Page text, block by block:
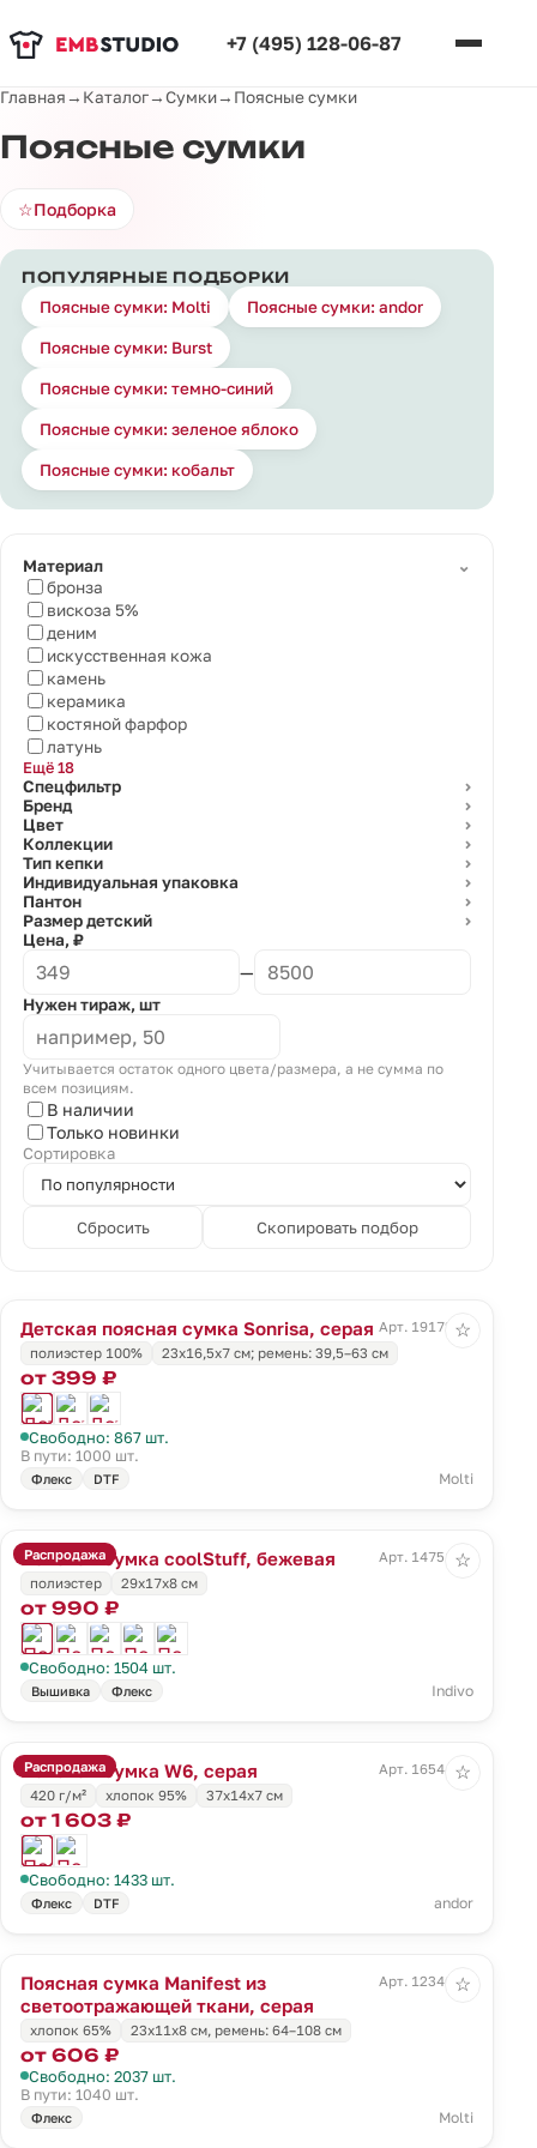
+7 (495) 128-06-87
Главная→ Каталог→Сумки→ Поясные сумки
Поясные сумки
☆Подборка
ПОПУЛЯРНЫЕ ПОДБОРКИ
Поясные сумки: Molti Поясные сумки: andor
Поясные сумки: Burst
Поясные сумки: темно-синий
Поясные сумки: зеленое яблоко
Поясные сумки: кобальт
Материал
⌄
бронза
вискоза 5%
деним
искусственная кожа
камень
керамика
костяной фарфор
латунь
Ещё 18
Спецфильтр
⌄
Бренд ⌄
Цвет ⌄
Коллекции ⌄
Тип кепки ⌄
Индивидуальная упаковка ⌄
Пантон ⌄
Размер детский ⌄
Цена, ₽
—
Нужен тираж, шт
Учитывается остаток одного цвета/размера, а не сумма по
всем позициям.
В наличии
Только новинки
Сортировка
Сбросить Скопировать подбор
Детская поясная сумка Sonrisa, серая Арт. 19172.10
полиэстер 100%
23x16,5x7 см; ремень: 39,5–63 см
от 399 ₽
Свободно: 867 шт.
В пути: 1000 шт.
Флекс DTF Molti
☆
Распродажа
Поясная сумка coolStuff, бежевая
Арт. 14751.00
полиэстер
29x17x8 см
от 990 ₽
Свободно: 1504 шт.
Вышивка Флекс Indivo
☆
Распродажа
Поясная сумка W6, серая
Арт. 16544.10
420 г/м²
хлопок 95% 37х14х7 см
от 1 603 ₽
Свободно: 1433 шт.
Флекс DTF andor
☆
Поясная сумка Manifest из
светоотражающей ткани, серая
Арт. 12346.11
хлопок 65% 23x11x8 см, ремень: 64–108 см
от 606 ₽
Свободно: 2037 шт.
В пути: 1040 шт.
Флекс Molti
☆